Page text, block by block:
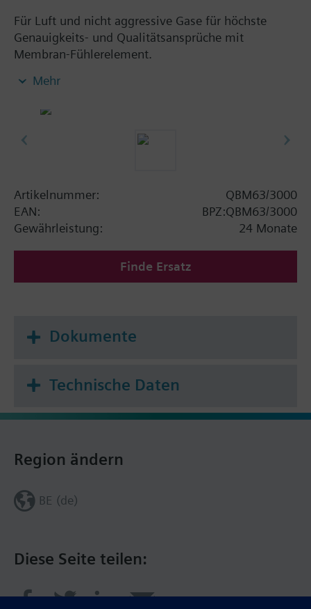
Für Luft und nicht aggressive Gase für höchste
Genauigkeits- und Qualitätsansprüche mit
Membran-Fühlerelement.
umschaltbarer drucklinearer oder druckradizierter
Zusatzinformation
Mehr
Artikelnummer:
QBM63/3000
EAN:
BPZ:QBM63/3000
Gewährleistung:
24 Monate
Finde Ersatz
Dokumente
Technische Daten
Diese Seite teilen:
Region ändern
BE (de)